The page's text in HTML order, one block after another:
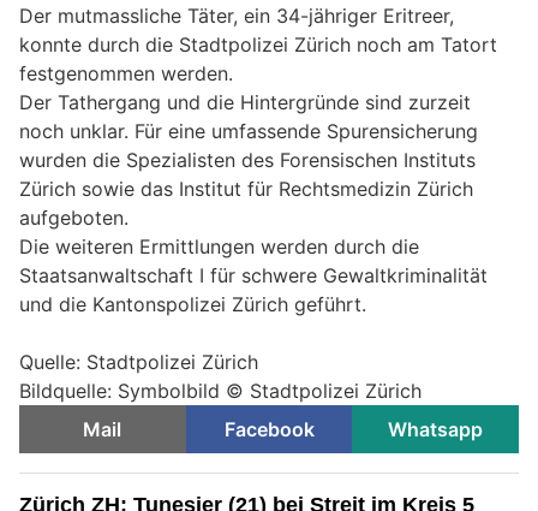
Der mutmassliche Täter, ein 34-jähriger Eritreer,
konnte durch die Stadtpolizei Zürich noch am Tatort
festgenommen werden.
Der Tathergang und die Hintergründe sind zurzeit
noch unklar. Für eine umfassende Spurensicherung
wurden die Spezialisten des Forensischen Instituts
Zürich sowie das Institut für Rechtsmedizin Zürich
aufgeboten.
Die weiteren Ermittlungen werden durch die
Staatsanwaltschaft I für schwere Gewaltkriminalität
und die Kantonspolizei Zürich geführt.
Quelle: Stadtpolizei Zürich
Bildquelle: Symbolbild © Stadtpolizei Zürich
Mail
Facebook Whatsapp
Zürich ZH: Tunesier (21) bei Streit im Kreis 5